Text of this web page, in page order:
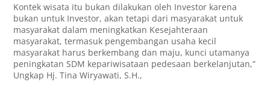
Kontek wisata itu bukan dilakukan oleh Investor karena
bukan untuk Investor, akan tetapi dari masyarakat untuk
masyarakat dalam meningkatkan Kesejahteraan
masyarakat, termasuk pengembangan usaha kecil
masyarakat harus berkembang dan maju, kunci utamanya
peningkatan SDM kepariwisataan pedesaan berkelanjutan,”
Ungkap Hj. Tina Wiryawati, S.H.,